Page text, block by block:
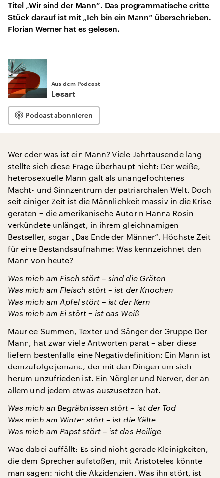
Titel „Wir sind der Mann“. Das programmatische dritte
Stück darauf ist mit „Ich bin ein Mann“ überschrieben.
Florian Werner hat es gelesen.
Aus dem Podcast
Lesart
Podcast abonnieren
Wer oder was ist ein Mann? Viele Jahrtausende lang
stellte sich diese Frage überhaupt nicht: Der weiße,
heterosexuelle Mann galt als unangefochtenes
Macht- und Sinnzentrum der patriarchalen Welt. Doch
seit einiger Zeit ist die Männlichkeit massiv in die Krise
geraten − die amerikanische Autorin Hanna Rosin
verkündete unlängst, in ihrem gleichnamigen
Bestseller, sogar „Das Ende der Männer“. Höchste Zeit
für eine Bestandsaufnahme: Was kennzeichnet den
Mann von heute?
Was mich am Fisch stört – sind die Gräten
Was mich am Fleisch stört – ist der Knochen
Was mich am Apfel stört – ist der Kern
Was mich am Ei stört − ist das Weiß
Maurice Summen, Texter und Sänger der Gruppe Der
Mann, hat zwar viele Antworten parat – aber diese
liefern bestenfalls eine Negativdefinition: Ein Mann ist
demzufolge jemand, der mit den Dingen um sich
herum unzufrieden ist. Ein Nörgler und Nerver, der an
allem und jedem etwas auszusetzen hat.
Was mich an Begräbnissen stört – ist der Tod
Was mich am Winter stört – ist die Kälte
Was mich am Papst stört – ist das Heilige
Was dabei auffällt: Es sind nicht gerade Kleinigkeiten,
die dem Sprecher aufstoßen, mit Aristoteles könnte
man sagen: nicht die Akzidenzien. Was ihn stört, ist